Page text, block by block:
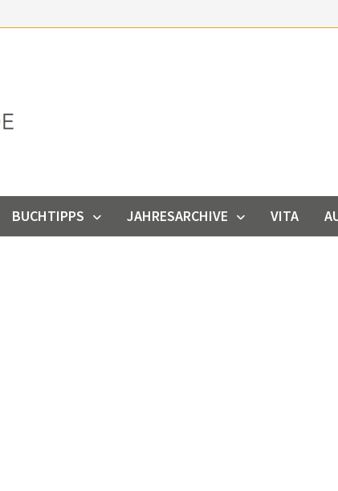
BUCHTIPPS JAHRESARCHIVE VITA